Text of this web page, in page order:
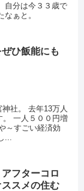
自分は今３３歳で
ぁと。
ひ飯能にも
社。 去年13万人
。 一人５００円増
～すごい経済効
...
アフターコロ
スメの住む